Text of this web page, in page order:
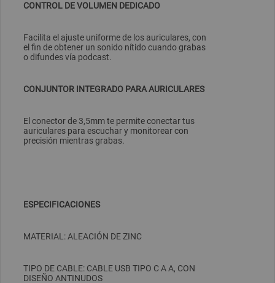
CONTROL DE VOLUMEN DEDICADO
Facilita el ajuste uniforme de los auriculares, con
el fin de obtener un sonido nítido cuando grabas
o difundes vía podcast.
CONJUNTOR INTEGRADO PARA AURICULARES
El conector de 3,5mm te permite conectar tus
auriculares para escuchar y monitorear con
precisión mientras grabas.
ESPECIFICACIONES
MATERIAL: ALEACIÓN DE ZINC
TIPO DE CABLE: CABLE USB TIPO C A A, CON
DISEÑO ANTINUDOS